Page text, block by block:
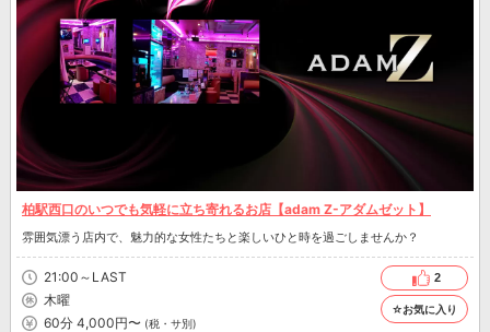
柏駅西口のいつでも気軽に立ち寄れるお店【adam Z-アダムゼット】
雰囲気漂う店内で、魅力的な女性たちと楽しいひと時を過ごしませんか？
21:00～LAST
木曜
60分 4,000円〜 (税・サ別)
2
☆お気に入り